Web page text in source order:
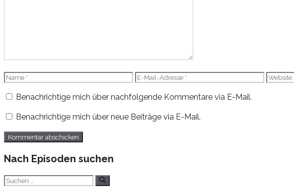
Name
E-
Adresse
Website
Benachrichtige mich über nachfolgende Kommentare via E-Mail.
Benachrichtige mich über neue Beiträge via E-Mail.
Nach Episoden suchen
Suchen